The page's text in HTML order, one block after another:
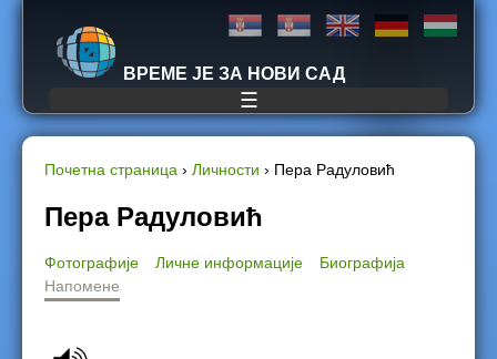
Jump to navigation
ВРЕМЕ ЈЕ ЗА НОВИ САД
☰
Y
o
u
Почетна страница › Личности › Пера Радуловић
Пера Радуловић
Фотографије Личне информације
Биографија
Напомене